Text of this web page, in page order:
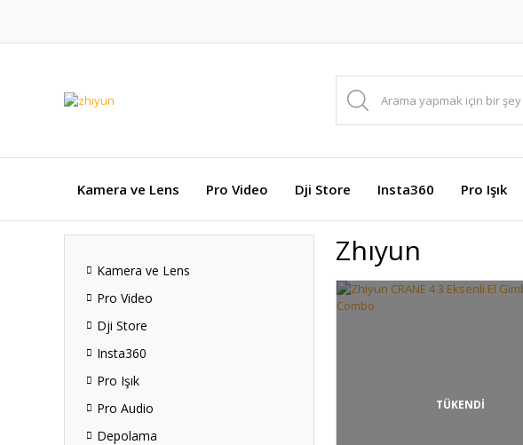
Kamera ve Lens Pro Video Dji Store Insta360 Pro Işık
Kamera ve Lens
Pro Video
Dji Store
Insta360
Pro Işık
Pro Audio
Depolama
Zhıyun
TÜKENDİ